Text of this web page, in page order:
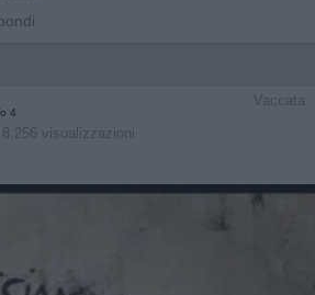
Vaccata
4
8.256 visualizzazioni